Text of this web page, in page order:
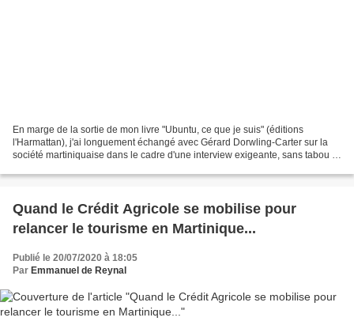
En marge de la sortie de mon livre "Ubuntu, ce que je suis" (éditions
l'Harmattan), j'ai longuement échangé avec Gérard Dorwling-Carter sur la
société martiniquaise dans le cadre d'une interview exigeante, sans tabou et
Quand le Crédit Agricole se mobilise pour
relancer le tourisme en Martinique...
Publié le 20/07/2020 à 18:05
Par Emmanuel de Reynal